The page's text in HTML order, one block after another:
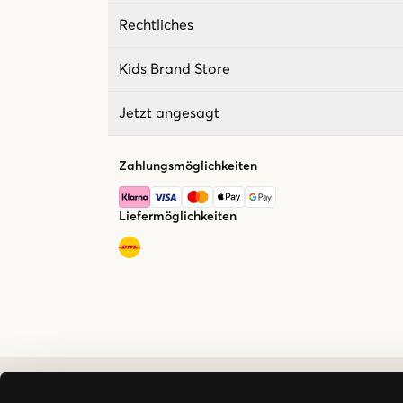
Rechtliches
Kids Brand Store
Jetzt angesagt
Zahlungsmöglichkeiten
Liefermöglichkeiten